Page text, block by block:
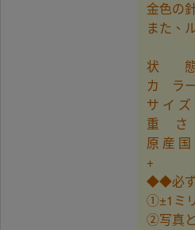
金色の
また、
状 態
カ ラ
サ イ
重 さ
原 産
+
◆◆必
①±1ミ
②写真